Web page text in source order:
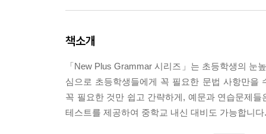
책소개
「New Plus Grammar 시리즈」는 초등학생의
심으로 초등학생들에게 꼭 필요한 문법 사항만을
꼭 필요한 것만 쉽고 간략하게, 예문과 연습문제
테스트를 제공하여 중학교 내신 대비도 가능합니다.